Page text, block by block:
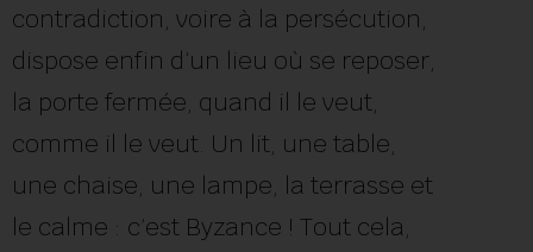
contradiction, voire à la persécution,
dispose enfin d’un lieu où se reposer,
la porte fermée, quand il le veut,
comme il le veut. Un lit, une table,
une chaise, une lampe, la terrasse et
le calme : c’est Byzance ! Tout cela,